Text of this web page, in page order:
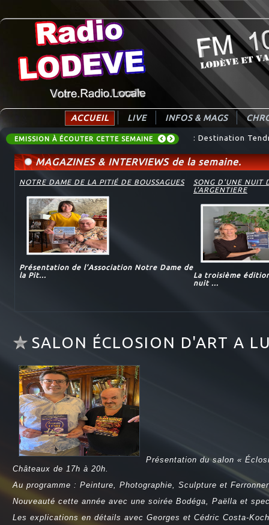
ACCUEIL LIVE INFOS & MAGS
EMISSION À ÉCOUTER CETTE SEMAINE : Destination
MAGAZINES & INTERVIEWS de la semaine.
SONG D'UNE NUIT
L'ARGENTIERE
La troisième
nuit ...
NOTRE DAME DE LA PITIÉ DE BOUSSAGUES
Présentation de l’Association Notre Dame de
la Pit...
SALON ÉCLOSION D'ART A
Présentation du salon «
Châteaux de 17h à 20h.
Au programme : Peinture, Photographie, Sculpture et
Nouveauté cette année avec une soirée Bodéga, Paëlla et
Les explications en détails avec Georges et Cédric Costa-